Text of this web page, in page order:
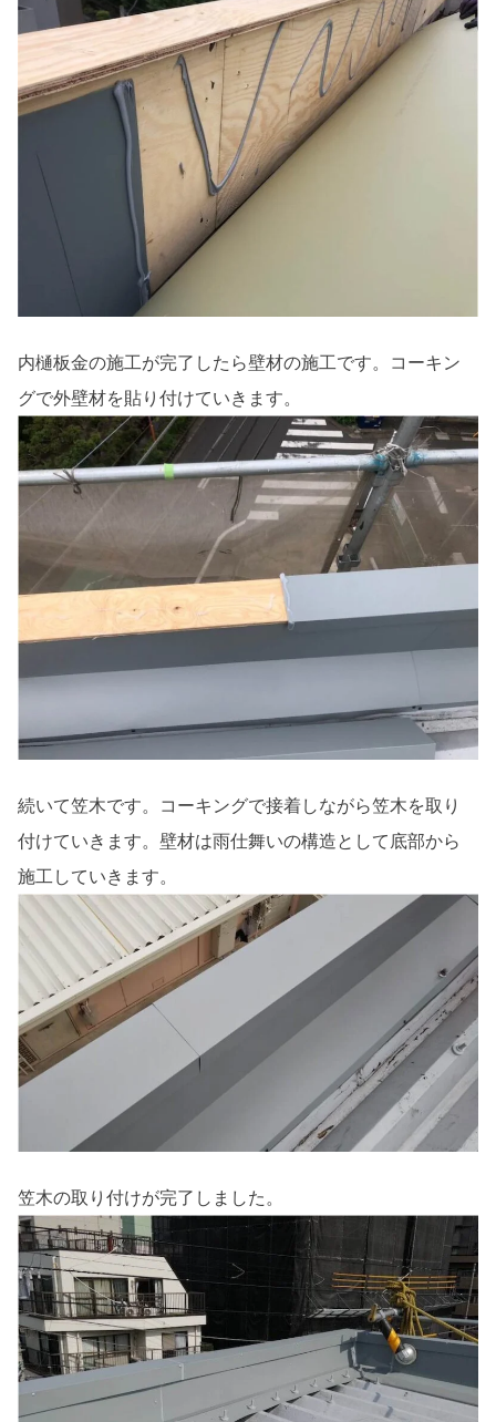
内樋板金の施工が完了したら壁材の施工です。コーキン
グで外壁材を貼り付けていきます。
続いて笠木です。コーキングで接着しながら笠木を取り
付けていきます。壁材は雨仕舞いの構造として底部から
施工していきます。
笠木の取り付けが完了しました。